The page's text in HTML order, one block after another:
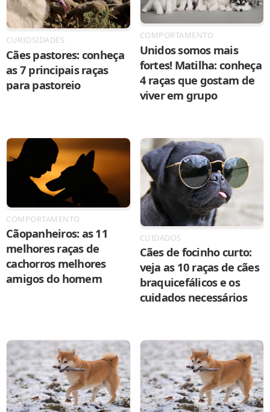
CURIOSIDADES
Cães pastores: conheça
as 7 principais raças
para pastoreio
COMPORTAMENTO
Unidos somos mais
fortes! Matilha: conheça
4 raças que gostam de
viver em grupo
COMPORTAMENTO
Cãopanheiros: as 11
melhores raças de
cachorros melhores
amigos do homem
CUIDADOS
Cães de focinho curto:
veja as 10 raças de cães
braquicefálicos e os
cuidados necessários